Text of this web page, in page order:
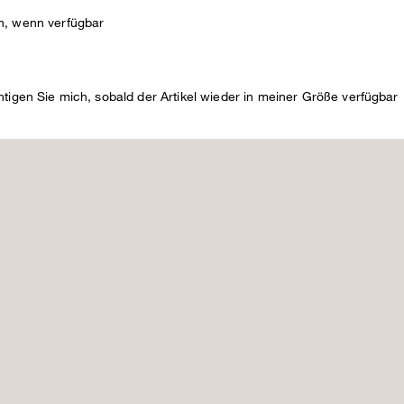
wenn verfügbar
Sie mich, sobald der Artikel wieder in meiner Größe verfügbar